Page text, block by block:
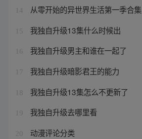
14 从零开始的异世界生活第一季合集
15 我独自升级13集什么时候出
16 我独自升级男主和谁在一起了
17 我独自升级暗影君王的能力
18 我独自升级13集怎么不更新了
19 我独自升级去哪里看
20 动漫评论分类